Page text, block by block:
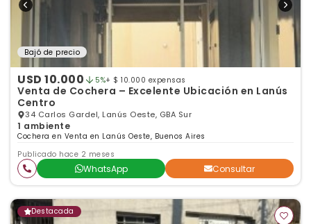
Bajó de precio
USD 10.000 5%+ $ 10.000 expensas
Venta de Cochera – Excelente Ubicación en Lanús
Centro
34 Carlos Gardel, Lanús Oeste, GBA Sur
1 ambiente
Cochera en Venta en Lanús Oeste, Buenos Aires
Publicado hace 2 meses
WhatsApp Consultar
Destacada